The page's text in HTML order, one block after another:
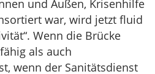
und Außen, Krisenhilfe
war, wird jetzt fluid
Wenn die Brücke
als auch
wenn der Sanitätsdienst